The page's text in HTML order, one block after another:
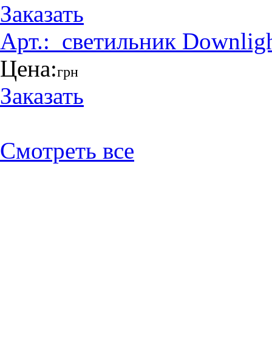
Заказать
Арт.: _светильник
Цена:грн
Заказать
Смотреть все